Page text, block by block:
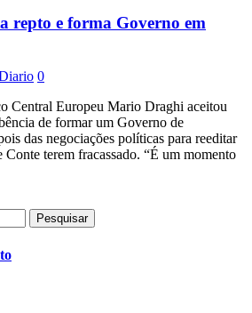
repto e forma Governo em
0
Central Europeu Mario Draghi aceitou
de formar um Governo de
das negociações políticas para reeditar
terem fracassado. “É um momento